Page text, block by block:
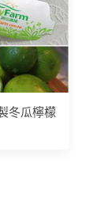
冬瓜檸檬